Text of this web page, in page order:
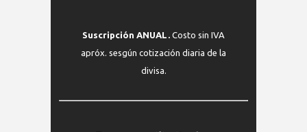
Suscripción ANUAL. Costo sin IVA
apróx. sesgún cotización diaria de la
divisa.